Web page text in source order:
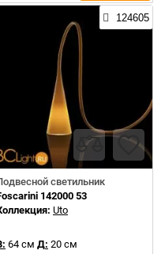
124605
светильник
142000 53
Uto
64 см Д: 20 см